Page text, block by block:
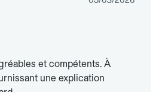
et compétents. À
une explication